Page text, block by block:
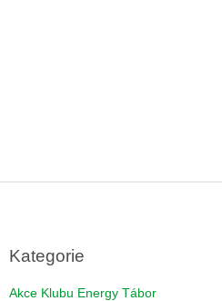
Kategorie
Akce Klubu Energy Tábor